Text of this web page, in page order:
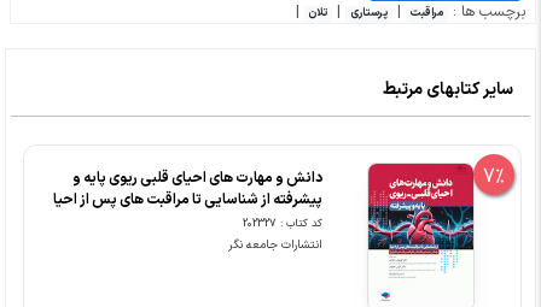
برچسب ها : مراقبت | پرستاری | تلان |
سایر کتابهای مرتبط
7%
دانش و مهارت های احیای قلبی ریوی پایه و
پیشرفته از شناسایی تا مراقبت های پس از احیا
کد کتاب : 202327
انتشارات جامعه نگر